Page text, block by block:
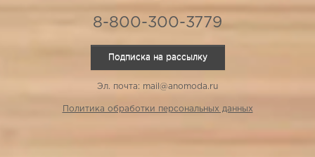
8-800-300-3779
Подписка на рассылку
Эл. почта: mail@anomoda.ru
Политика обработки персональных данных